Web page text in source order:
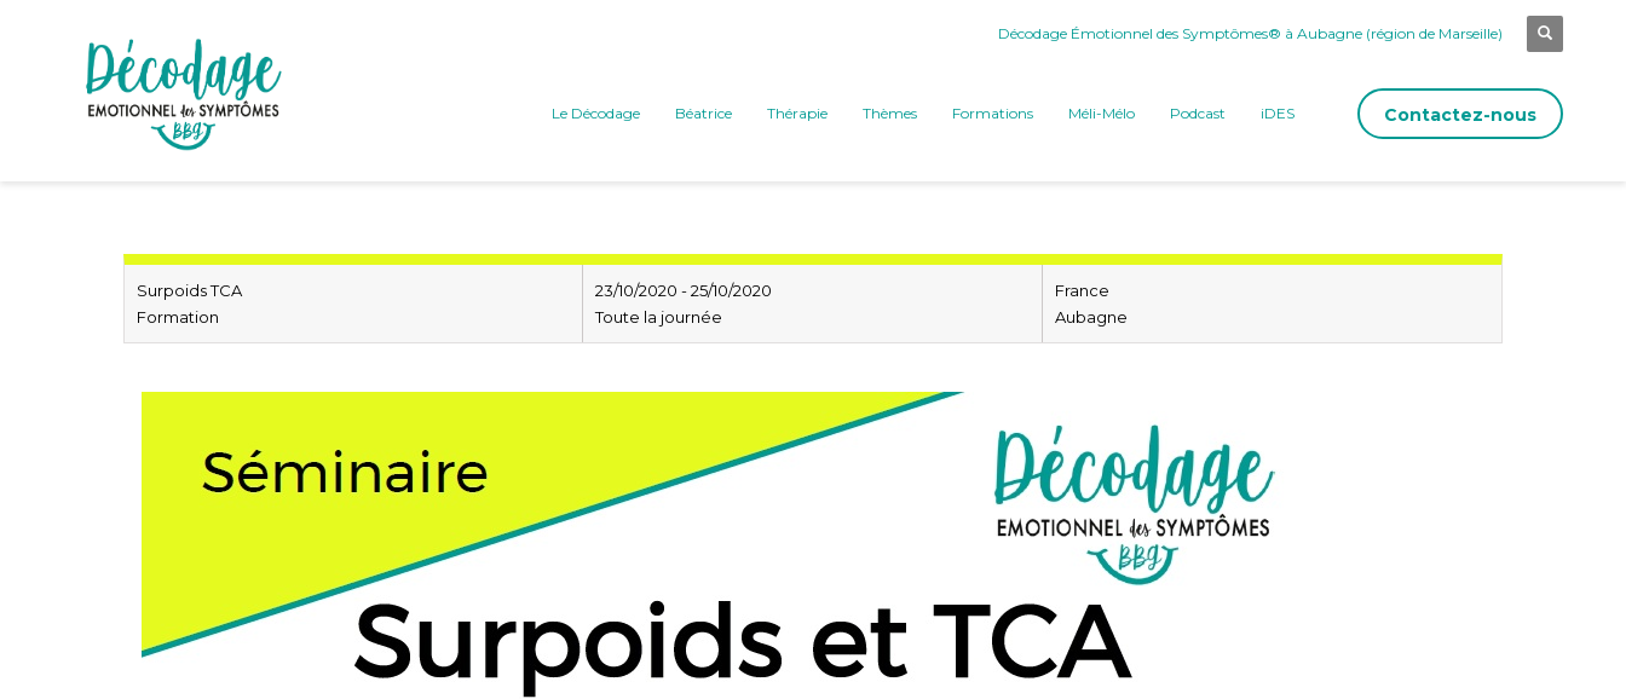
Décodage Émotionnel des Symptômes® à Aubagne (région de Marseille)
Le Décodage Béatrice Thérapie Thèmes Formations Méli-Mélo Podcast iDES Contactez-nous
Surpoids TCA
Formation
23/10/2020 - 25/10/2020
Toute la journée
France
Aubagne